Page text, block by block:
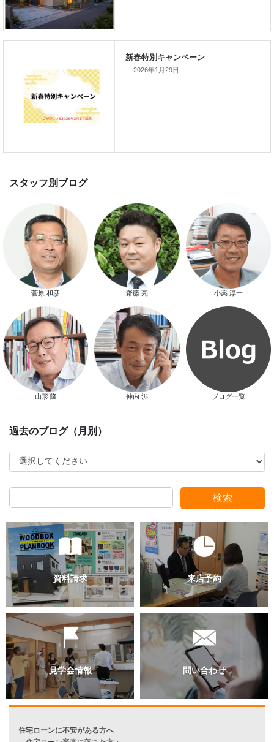
家づくりこぼれ話！
新着のイベント情報
家づくり完成見学会を完全予約制
スマートハウス 完成見学会開催
新春特別キャンペーン
2026年1月29日
スタッフ別ブログ
菅原 和彦 齋藤 亮 小薬 淳一
山形 隆 仲内 渉 ブログ一覧
検索